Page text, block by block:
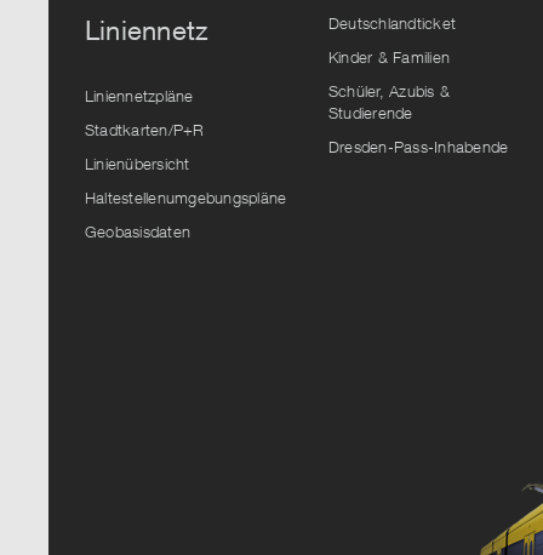
Liniennetz
Liniennetzpläne
Stadtkarten/P+R
Linienübersicht
Haltestellenumgebungspläne
Geobasisdaten
Deutschlandticket
Kinder & Familien
Schüler, Azubis &
Studierende
Dresden-Pass-Inhabende